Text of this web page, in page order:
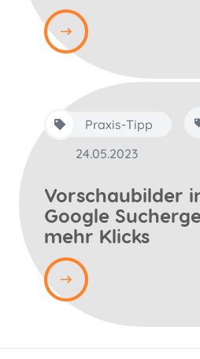
Praxis-Tipp
24.05.2023
Vorschaubilder
Google
mehr Klicks